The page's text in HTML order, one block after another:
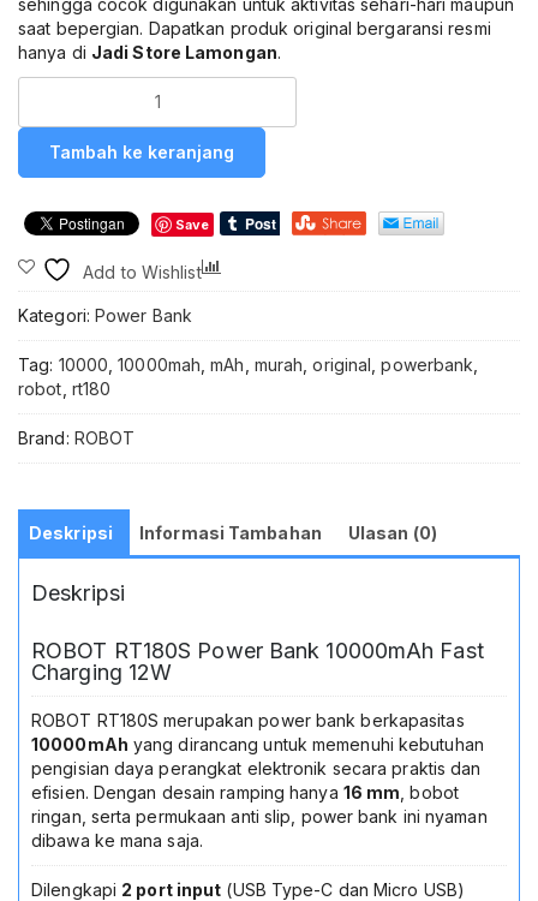
saat bepergian. Dapatkan produk original bergaransi resmi
hanya di Jadi Store Lamongan.
RT180S
Power
Bank
10000mAh
Slim
Dual
Input
C
USB
Triple
2
C
Charging
Portable
Charger
Powerbank
Original
untuk
Android
iPhone
Garansi
Resmi
Hijau
Tambah ke keranjang
Save
Add to Wishlist
Kategori: Power Bank
Tag: 10000 ,10000mah ,mAh murah ,original ,powerbank
robot rt180
Brand: ROBOT
Deskripsi Informasi Tambahan Ulasan (0)
Deskripsi
ROBOT RT180S Power Bank 10000mAh Fast
Charging 12W
ROBOT RT180S merupakan power bank berkapasitas
10000mAh yang dirancang untuk memenuhi kebutuhan
pengisian daya perangkat elektronik secara praktis dan
efisien. Dengan desain ramping hanya 16 mm , bobot
ringan, serta permukaan anti slip, power bank ini nyaman
dibawa ke mana saja.
Dilengkapi 2 port input (USB Type-C dan Micro USB)